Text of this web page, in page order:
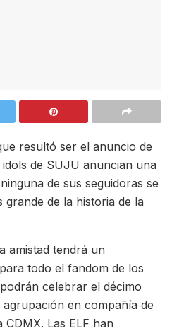
resultó ser el anuncio de
de SUJU anuncian una
de sus seguidoras se
de la historia de la
amistad tendrá un
todo el fandom de los
celebrar el décimo
en compañía de
Las ELF han